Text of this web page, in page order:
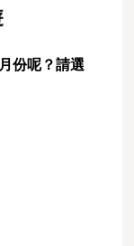
份呢？請選